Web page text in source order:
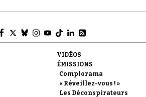
VIDÉOS
ÉMISSIONS
Complorama
« Réveillez-vous ! »
Les Déconspirateurs